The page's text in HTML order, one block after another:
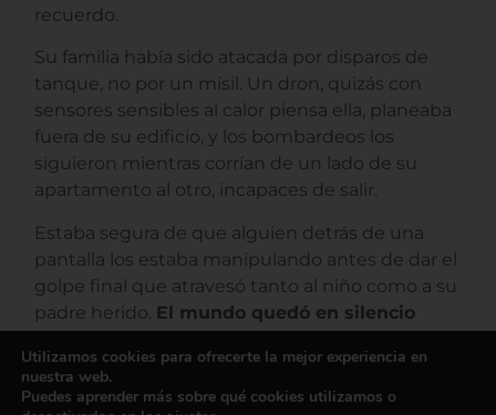
recuerdo.
Su familia había sido atacada por disparos de
tanque, no por un misil. Un dron, quizás con
sensores sensibles al calor piensa ella, planeaba
fuera de su edificio, y los bombardeos los
siguieron mientras corrían de un lado de su
apartamento al otro, incapaces de salir.
Estaba segura de que alguien detrás de una
pantalla los estaba manipulando antes de dar el
golpe final que atravesó tanto al niño como a su
padre herido. El mundo quedó en silencio
detuvo, “como si hubieran venido solo para
matar a mi amado hijo”,dijo.
Utilizamos cookies para ofrecerte la mejor experiencia en
nuestra web.
Puedes aprender más sobre qué cookies utilizamos o